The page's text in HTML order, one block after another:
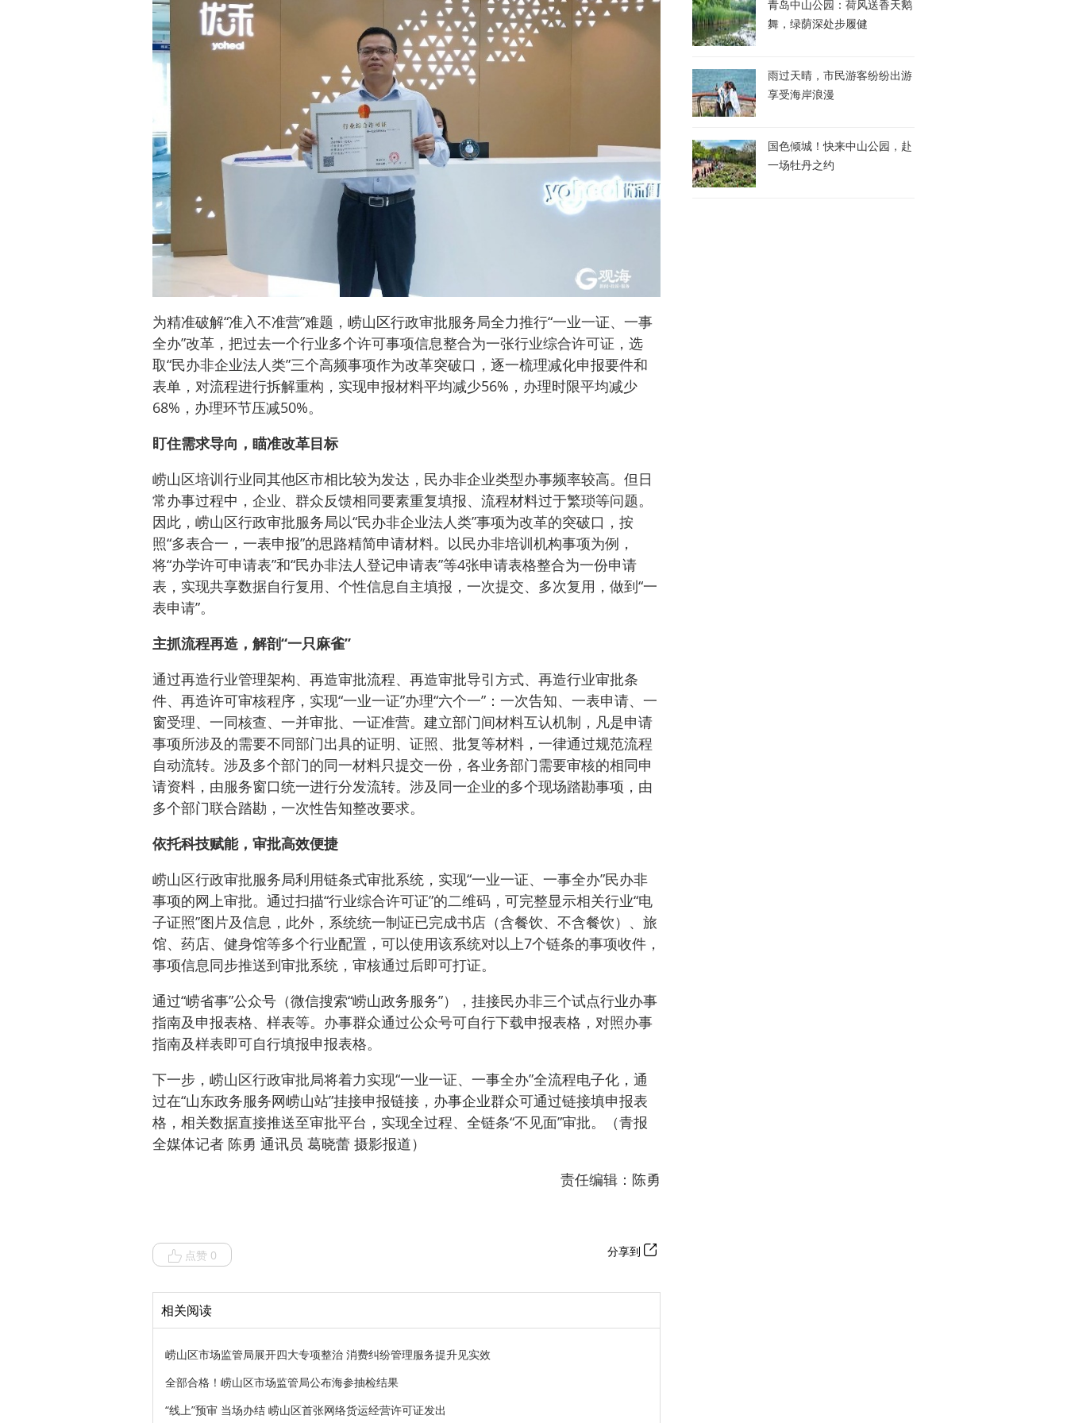
为精准破解“准入不准营”难题，崂山区行政审批服务局全力推行“一业一证、一事
全办”改革，把过去一个行业多个许可事项信息整合为一张行业综合许可证，选
取“民办非企业法人类”三个高频事项作为改革突破口，逐一梳理减化申报要件和
表单，对流程进行拆解重构，实现申报材料平均减少56%，办理时限平均减少
68%，办理环节压减50%。
盯住需求导向，瞄准改革目标
崂山区培训行业同其他区市相比较为发达，民办非企业类型办事频率较高。但日
常办事过程中，企业、群众反馈相同要素重复填报、流程材料过于繁琐等问题。
因此，崂山区行政审批服务局以“民办非企业法人类”事项为改革的突破口，按
照“多表合一，一表申报”的思路精简申请材料。以民办非培训机构事项为例，
将“办学许可申请表”和“民办非法人登记申请表”等4张申请表格整合为一份申请
表，实现共享数据自行复用、个性信息自主填报，一次提交、多次复用，做到“一
表申请”。
主抓流程再造，解剖“一只麻雀”
通过再造行业管理架构、再造审批流程、再造审批导引方式、再造行业审批条
件、再造许可审核程序，实现“一业一证”办理“六个一”：一次告知、一表申请、一
窗受理、一同核查、一并审批、一证准营。建立部门间材料互认机制，凡是申请
事项所涉及的需要不同部门出具的证明、证照、批复等材料，一律通过规范流程
自动流转。涉及多个部门的同一材料只提交一份，各业务部门需要审核的相同申
请资料，由服务窗口统一进行分发流转。涉及同一企业的多个现场踏勘事项，由
多个部门联合踏勘，一次性告知整改要求。
依托科技赋能，审批高效便捷
崂山区行政审批服务局利用链条式审批系统，实现“一业一证、一事全办”民办非
事项的网上审批。通过扫描“行业综合许可证”的二维码，可完整显示相关行业“电
子证照”图片及信息，此外，系统统一制证已完成书店（含餐饮、不含餐饮）、旅
馆、药店、健身馆等多个行业配置，可以使用该系统对以上7个链条的事项收件，
事项信息同步推送到审批系统，审核通过后即可打证。
通过“崂省事”公众号（微信搜索“崂山政务服务”），挂接民办非三个试点行业办事
指南及申报表格、样表等。办事群众通过公众号可自行下载申报表格，对照办事
指南及样表即可自行填报申报表格。
下一步，崂山区行政审批局将着力实现“一业一证、一事全办”全流程电子化，通
过在“山东政务服务网崂山站”挂接申报链接，办事企业群众可通过链接填申报表
格，相关数据直接推送至审批平台，实现全过程、全链条“不见面”审批。（青报
全媒体记者 陈勇 通讯员 葛晓蕾 摄影报道）
责任编辑：陈勇
点赞 0 分享到
相关阅读
​崂山区市场监管局展开四大专项整治 消费纠纷管理服务提升见实效
全部合格！崂山区市场监管局公布海参抽检结果
“线上”预审 当场办结 崂山区首张网络货运经营许可证发出
青岛中山公园：荷风送香天鹅
舞，绿荫深处步履健
雨过天晴，市民游客纷纷出游
享受海岸浪漫
国色倾城！快来中山公园，赴
一场牡丹之约